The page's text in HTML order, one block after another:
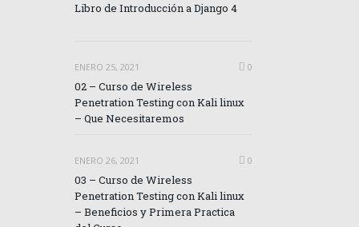
Libro de Introducción a Django 4
ENERO 25, 2021 0
02 – Curso de Wireless
Penetration Testing con Kali linux
– Que Necesitaremos
ENERO 26, 2021 0
03 – Curso de Wireless
Penetration Testing con Kali linux
– Beneficios y Primera Practica